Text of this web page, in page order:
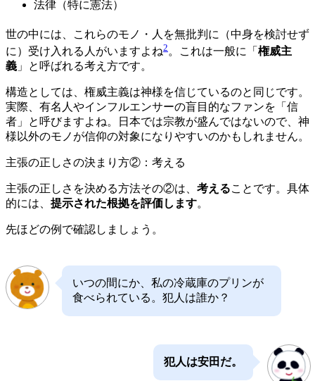
法律（特に憲法）
世の中には、これらのモノ・人を無批判に（中身を検討せず
に）受け入れる人がいますよね2 。これは一般に「 権威主
義 」と呼ばれる考え方です。
構造としては、権威主義は神様を信じているのと同じです。
実際、有名人やインフルエンサーの盲目的なファンを「信
者」と呼びますよね。日本では宗教が盛んではないので、神
様以外のモノが信仰の対象になりやすいのかもしれません。
主張の正しさの決まり方②：考える
主張の正しさを決める方法その②は、 考えることです。具体
的には、 提示された根拠を評価します。
先ほどの例で確認しましょう。
いつの間にか、私の冷蔵庫のプリンが
食べられている。犯人は誰か？
犯人は安田だ。